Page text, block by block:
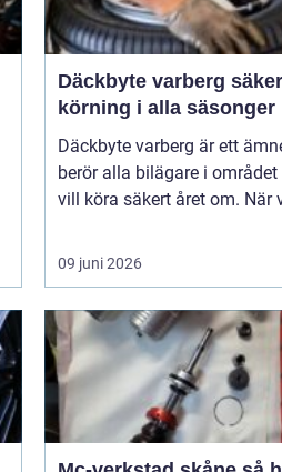
Däckbyte varberg säker
körning i alla säsonger
Däckbyte varberg är ett
berör alla bilägare i
vill köra säkert året om. När
09 juni 2026